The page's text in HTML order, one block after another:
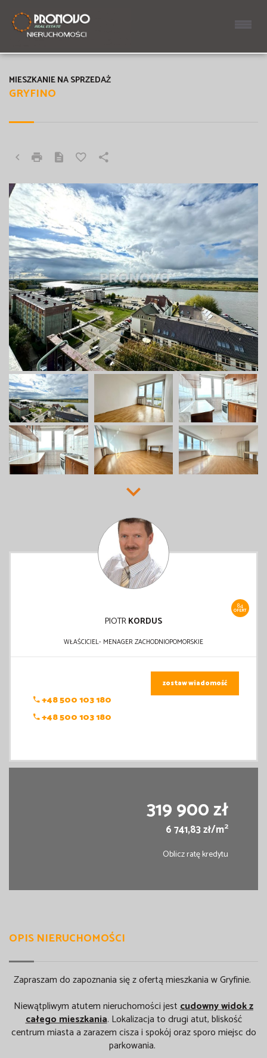
GRYFINO
MIESZKANIE NA SPRZEDAŻ
84
OFERT
PIOTRKORDUS
WŁAŚCICIEL- MENAGER ZACHODNIOPOMORSKIE
+48 500 103 180
+48 500 103 180
zostaw wiadomość
319 900 zł
6 741,83 zł/m2
Oblicz ratę kredytu
OPIS NIERUCHOMOŚCI
Zapraszam do zapoznania się z ofertą mieszkania w Gryfinie.
Niewątpliwym atutem nieruchomości jestcudowny widok z
całego mieszkania. Lokalizacja to drugi atut, bliskość
centrum miasta a zarazem cisza i spokój oraz sporo miejsc do
parkowania.